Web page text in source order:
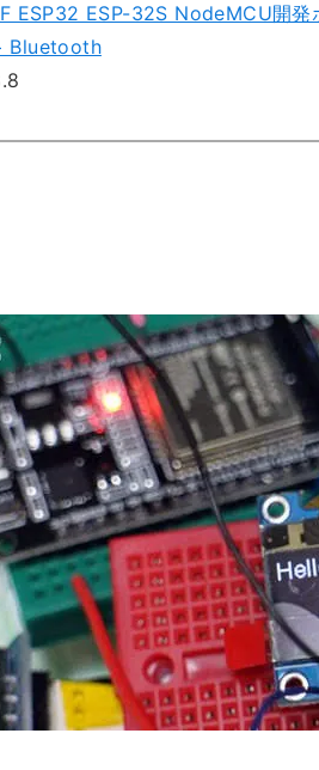
ESP32 ESP-32S NodeMCU開発
Bluetooth